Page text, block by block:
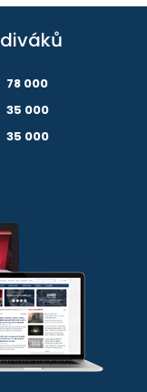
diváků
78 000
35 000
35 000